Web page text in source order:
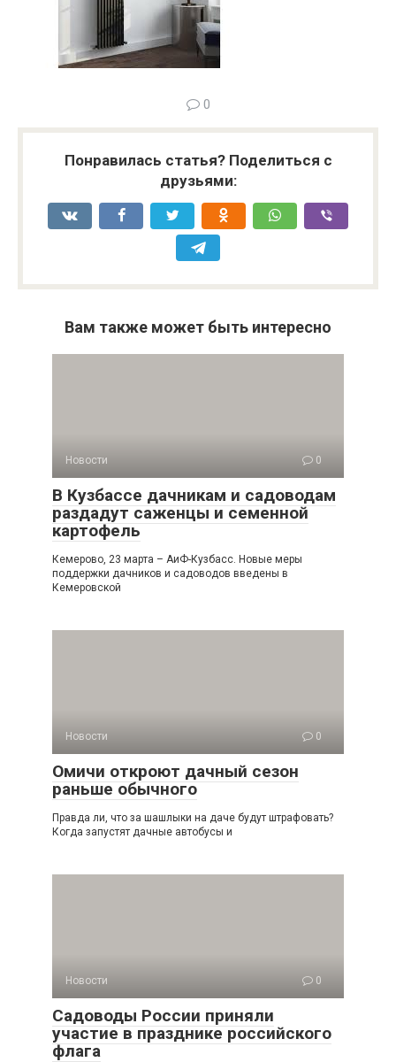
0
Понравилась статья? Поделиться с
друзьями:
Вам также может быть интересно
Новости 0
В Кузбассе дачникам и садоводам
раздадут саженцы и семенной
картофель
Кемерово, 23 марта – АиФ-Кузбасс. Новые меры
поддержки дачников и садоводов введены в
Кемеровской
Новости 0
Омичи откроют дачный сезон
раньше обычного
Правда ли, что за шашлыки на даче будут штрафовать?
Когда запустят дачные автобусы и
Новости 0
Садоводы России приняли
участие в празднике российского
флага